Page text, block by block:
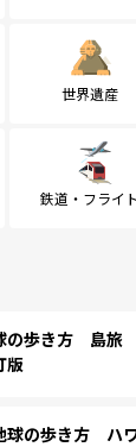
世界遺産
鉄道・フライト
の歩き方 島旅
版
の歩き方 ハ